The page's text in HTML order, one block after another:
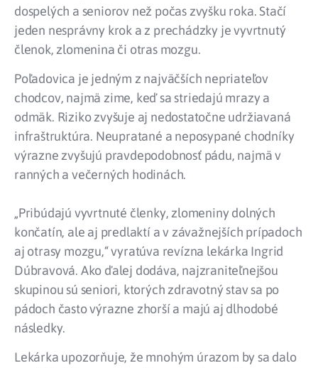
dospelých a seniorov než počas zvyšku roka. Stačí
jeden nesprávny krok a z prechádzky je vyvrtnutý
členok, zlomenina či otras mozgu.
Poľadovica je jedným z najväčších nepriateľov
chodcov, najmä zime, keď sa striedajú mrazy a
odmäk. Riziko zvyšuje aj nedostatočne udržiavaná
infraštruktúra. Neupratané a neposypané chodníky
výrazne zvyšujú pravdepodobnosť pádu, najmä v
ranných a večerných hodinách.
„Pribúdajú vyvrtnuté členky, zlomeniny dolných
končatín, ale aj predlaktí a v závažnejších prípadoch
aj otrasy mozgu,“ vyratúva revízna lekárka Ingrid
Dúbravová. Ako ďalej dodáva, najzraniteľnejšou
skupinou sú seniori, ktorých zdravotný stav sa po
pádoch často výrazne zhorší a majú aj dlhodobé
následky.
Lekárka upozorňuje, že mnohým úrazom by sa dalo